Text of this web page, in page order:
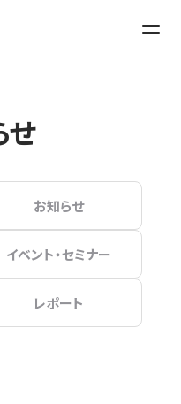
せ
お知らせ
イベント・セミナー
レポート